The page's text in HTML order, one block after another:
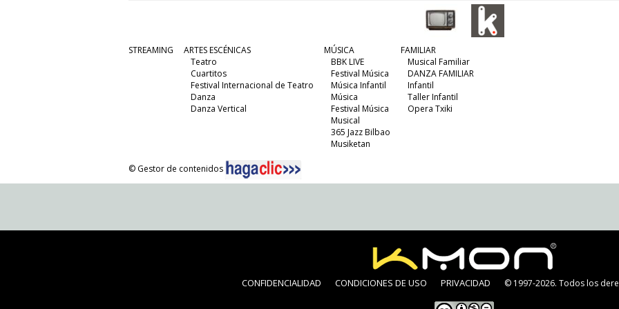
STREAMING
ARTES ESCÉNICAS
Teatro
Cuartitos
Festival Internacional de Teatro
Danza
Danza Vertical
MÚSICA
BBK LIVE
Festival Música
Música Infantil
Música
Festival Música
Musical
365 Jazz Bilbao
Musiketan
FAMILIAR
Musical Familiar
DANZA FAMILIAR
Infantil
Taller Infantil
Opera Txiki
© Gestor de contenidos
CONFIDENCIALIDAD CONDICIONES DE USO PRIVACIDAD © 1997-2026. Todos los